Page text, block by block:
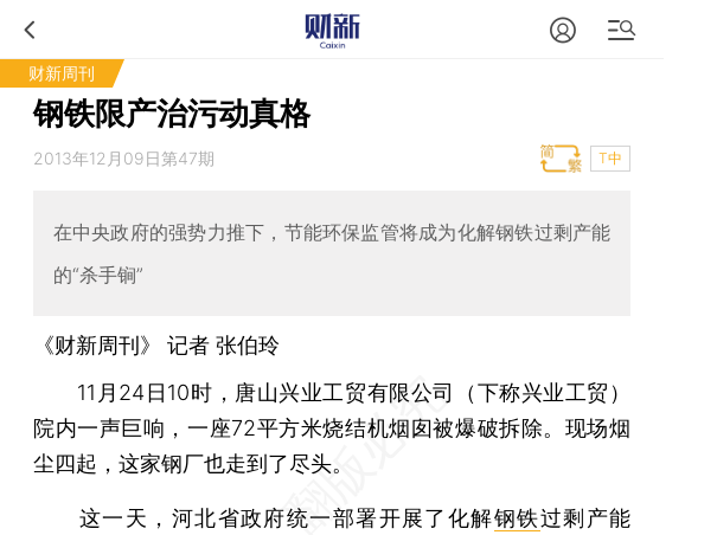
财新周刊
钢铁限产治污动真格
2013年12月09日第47期 T中
在中央政府的强势力推下，节能环保监管将成为化解钢铁过剩产能
的“杀手锏”
《财新周刊》 记者 张伯玲
11月24日10时，唐山兴业工贸有限公司（下称兴业工贸）
院内一声巨响，一座72平方米烧结机烟囱被爆破拆除。现场烟
尘四起，这家钢厂也走到了尽头。
这一天，河北省政府统一部署开展了化解钢铁过剩产能